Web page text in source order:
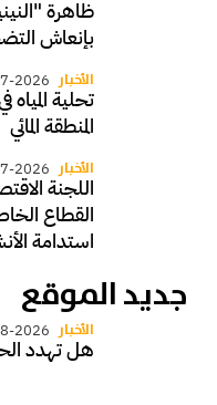
ظاهرة
بإنعاش
الأخبار 2026
تحلية
المنطقة المائي
الأخبار 2026
اللجنة
القطاع
استدامة
جديد الموقع
الأخبار 2026
هل تهدد